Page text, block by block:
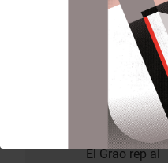
L’Honorable
la secretària
Vicentina, Mariví
Navegación
Anterior:
El Grao rep al